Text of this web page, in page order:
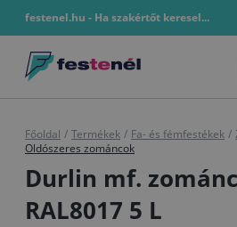
festenel.hu - Ha szakértőt keresel...
Főoldal / Termékek / Fa- és fémfestékek /
Oldószeres zománcok
Durlin mf.
RAL8017 5 L